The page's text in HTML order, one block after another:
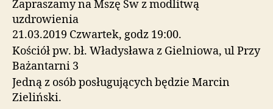
Zapraszamy na Mszę Św z modlitwą
uzdrowienia
21.03.2019 Czwartek, godz 19:00.
Kościół pw. bł. Władysława z Gielniowa, ul Przy
Bażantarni 3
Jedną z osób posługujących będzie Marcin
Zieliński.